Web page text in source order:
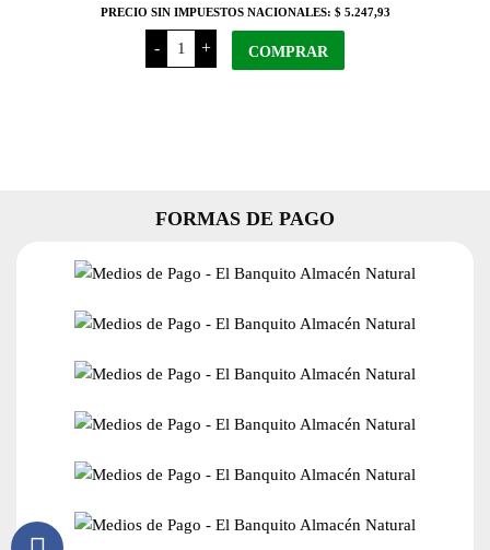
PRECIO SIN IMPUESTOS NACIONALES: $ 5.247,93
-
Profecia
Zapallo
x
+ COMPRAR
FORMAS DE PAGO